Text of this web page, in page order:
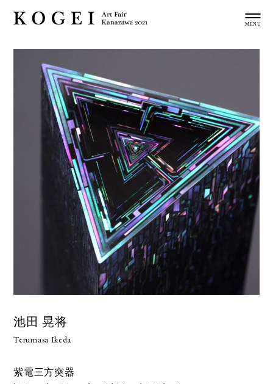
池田 晃将
Terumasa Ikeda
紫電三方突器